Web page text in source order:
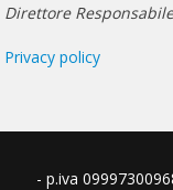
Direttore
Privacy policy
- p.iva